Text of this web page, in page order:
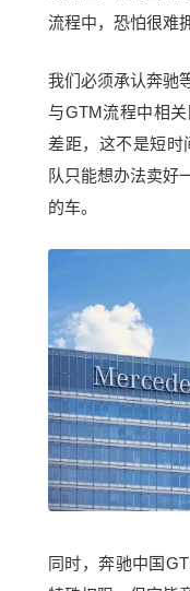
流程中，恐怕很难
我们必须承认奔驰
与GTM流程中相
差距，这不是短时
队只能想办法卖好
的车。
同时，奔驰中国